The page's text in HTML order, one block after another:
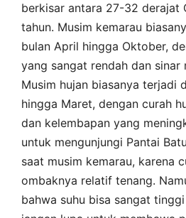
berkisar antara 27-32 derajat
tahun. Musim kemarau
bulan April hingga Oktober,
yang sangat rendah dan sinar
Musim hujan biasanya terjadi
hingga Maret, dengan curah
dan kelembapan yang
untuk mengunjungi Pantai
saat musim kemarau, karena
ombaknya relatif tenang.
bahwa suhu bisa sangat